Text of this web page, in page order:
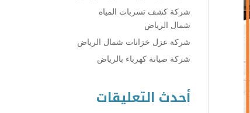
شركة كشف تسربات المياه
شمال الرياض
شركة عزل خزانات شمال الرياض
شركة صيانة كهرباء بالرياض
أحدث التعليقات